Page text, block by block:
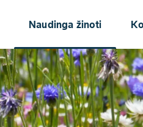
Naudinga žinoti